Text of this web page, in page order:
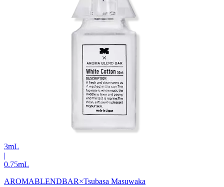
3mL
|
0.75mL
AROMABLENDBAR×Tsubasa Masuwaka